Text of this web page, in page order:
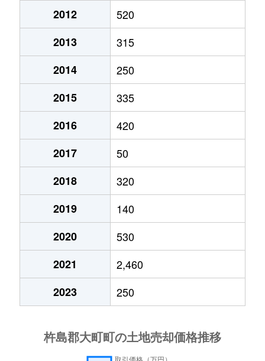
2012
520
2013
315
2014
250
2015
335
2016
420
2017
50
2018
320
2019
140
2020
530
2021
2,460
2023
250